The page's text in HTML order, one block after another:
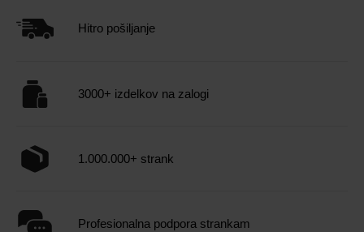
OKUŠAJ ZDAJ
Hitro pošiljanje
3000+ izdelkov na zalogi
1.000.000+ strank
Profesionalna podpora strankam